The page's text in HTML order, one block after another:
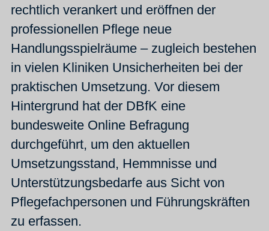
rechtlich verankert und eröffnen der
professionellen Pflege neue
Handlungsspielräume – zugleich bestehen
in vielen Kliniken Unsicherheiten bei der
praktischen Umsetzung. Vor diesem
Hintergrund hat der DBfK eine
bundesweite Online Befragung
durchgeführt, um den aktuellen
Umsetzungsstand, Hemmnisse und
Unterstützungsbedarfe aus Sicht von
Pflegefachpersonen und Führungskräften
zu erfassen.